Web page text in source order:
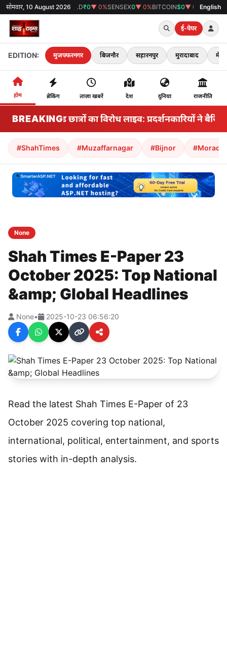
सोमवार, 10 August 2026
GOLD₹0▼ 0%SENSEX0▼ 0%BITCOIN$0▼ 0% 38°C मुजफ्फरनगर
English
ई-पेपर
EDITION: मुजफ्फरनगर बिजनौर सहारनपुर मुरादाबाद मेरठ
होम ब्रेकिंग ताज़ा खबरें देश दुनिया राजनीति
BREAKING
झारखंड छात्रों का विरोध लाइव: प्रदर्शनकारियों ने
#ShahTimes #Muzaffarnagar #Bijnor
None
Shah Times E-Paper 23
October 2025: Top National
&amp; Global Headlines
None• 2025-10-23 06:56:20
Read the latest Shah Times E-Paper of 23
October 2025 covering top national,
international, political, entertainment, and sports
stories with in-depth analysis.